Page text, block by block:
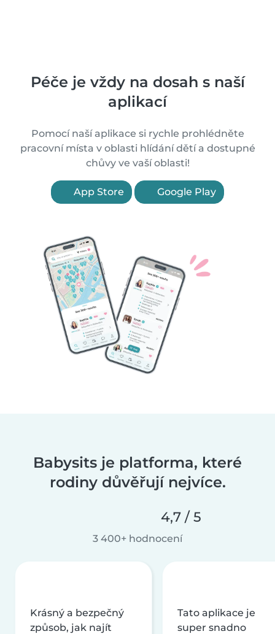
Péče je vždy na dosah s naší
aplikací
Pomocí naší aplikace si rychle prohlédněte
pracovní místa v oblasti hlídání dětí a dostupné
chůvy ve vaší oblasti!
App Store Google Play
Babysits je platforma, které
rodiny důvěřují nejvíce.
4,7 / 5
3 400+ hodnocení
Krásný a bezpečný
způsob, jak najít
Tato aplikace je
super snadno